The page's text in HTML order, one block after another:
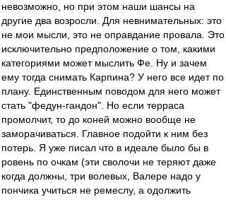
невозможно, но при этом наши шансы на
другие два возросли. Для невнимательных: это
не мои мысли, это не оправдание провала. Это
исключительно предположение о том, какими
категориями может мыслить Фе. Ну и зачем
ему тогда снимать Карпина? У него все идет по
плану. Единственным поводом для него может
стать "федун-гандон". Но если терраса
промолчит, то до коней можно вообще не
заморачиваться. Главное подойти к ним без
потерь. Я уже писал что в идеале было бы в
ровень по очкам (эти сволочи не теряют даже
когда должны, три волевых, Валере надо у
пончика учиться не ремеслу, а одолжить